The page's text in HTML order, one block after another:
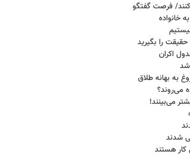
فرصت گفتگو
خانواده
را بگیرید
اکران
شد
می‌روند؟
می‌بینند!